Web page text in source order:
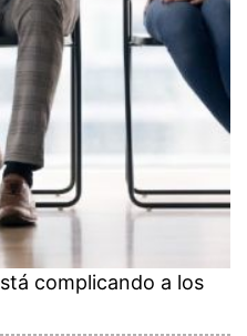
complicando a los